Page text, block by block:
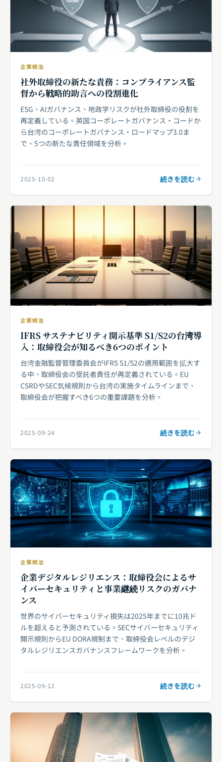
企業統治
社外取締役の新たな責務：コンプライアンス監
督から戦略的助言への役割進化
ESG、AIガバナンス、地政学リスクが社外取締役の役割を
再定義している。英国コーポレートガバナンス・コードか
ら台湾のコーポレートガバナンス・ロードマップ3.0ま
で、5つの新たな責任領域を分析。
2025-10-02 続きを読む
企業統治
IFRS サステナビリティ開示基準 S1/S2の台湾導
入：取締役会が知るべき6つのポイント
台湾金融監督管理委員会がIFRS S1/S2の適用範囲を拡大す
る中、取締役会の受託者責任が再定義されている。EU
CSRDやSEC気候規則から台湾の実施タイムラインまで、
取締役会が把握すべき6つの重要課題を分析。
2025-09-24 続きを読む
企業統治
企業デジタルレジリエンス：取締役会によるサ
イバーセキュリティと事業継続リスクのガバナ
ンス
世界のサイバーセキュリティ損失は2025年までに10兆ド
ルを超えると予測されている。SECサイバーセキュリティ
開示規則からEU DORA規制まで、取締役会レベルのデジ
タルレジリエンスガバナンスフレームワークを分析。
2025-09-12 続きを読む